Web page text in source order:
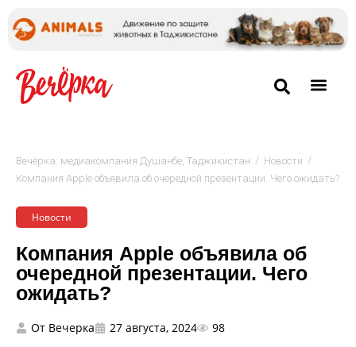
Вечёрка: медиакомпания Душанбе, Таджикистан / Новости /
Компания Apple объявила об очередной презентации. Чего ожидать?
Новости
Компания Apple объявила об
очередной презентации. Чего
ожидать?
От Вечерка 27 августа, 2024 98